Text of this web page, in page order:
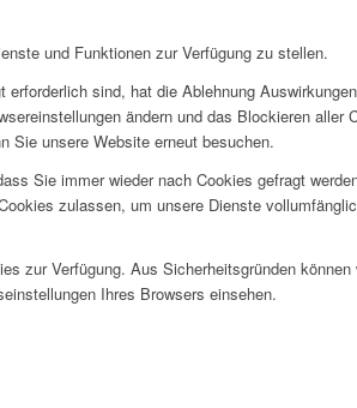
und Funktionen zur Verfügung zu stellen.
sind, hat die Ablehnung
ändern und das Blockieren aller
Sie unsere Website erneut besuchen.
Sie immer wieder nach Cookies gefragt
zulassen, um unsere Dienste
zur Verfügung. Aus Sicherheitsgründen
Ihres Browsers einsehen.